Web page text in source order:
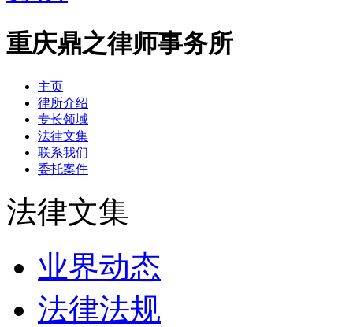
重庆鼎之律师事务所
主页
律所介绍
专长领域
法律文集
联系我们
委托案件
法律文集
业界动态
法律法规